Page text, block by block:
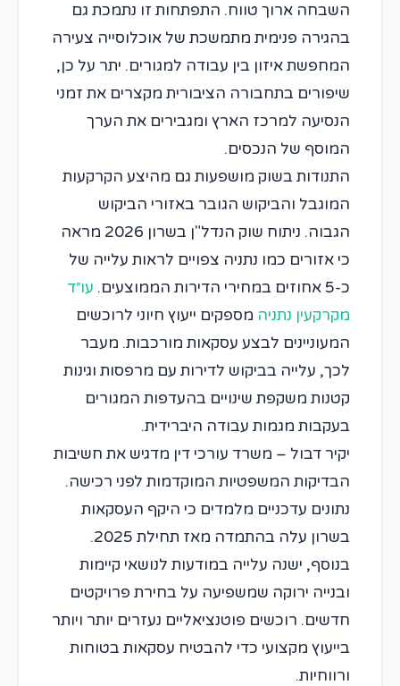
השבחה ארוך טווח. התפתחות זו נתמכת גם
בהגירה פנימית מתמשכת של אוכלוסייה צעירה
המחפשת איזון בין עבודה למגורים. יתר על כן,
שיפורים בתחבורה הציבורית מקצרים את זמני
הנסיעה למרכז הארץ ומגבירים את הערך
המוסף של הנכסים.
התנודות בשוק מושפעות גם מהיצע הקרקעות
המוגבל והביקוש הגובר באזורי הביקוש
הגבוה. ניתוח שוק הנדל"ן בשרון 2026 מראה
כי אזורים כמו נתניה צפויים לראות עלייה של
כ-5 אחוזים במחירי הדירות הממוצעים.
עו״ד
מקרקעין נתניה מספקים ייעוץ חיוני לרוכשים
המעוניינים לבצע עסקאות מורכבות. מעבר
לכך, עלייה בביקוש לדירות עם מרפסות וגינות
קטנות משקפת שינויים בהעדפות המגורים
בעקבות מגמות עבודה היברידית.
יקיר דבול – משרד עורכי דין מדגיש את חשיבות
הבדיקות המשפטיות המוקדמות לפני רכישה.
נתונים עדכניים מלמדים כי היקף העסקאות
בשרון עלה בהתמדה מאז תחילת 2025.
בנוסף, ישנה עלייה במודעות לנושאי קיימות
ובנייה ירוקה שמשפיעה על בחירת פרויקטים
חדשים. רוכשים פוטנציאליים נעזרים יותר ויותר
בייעוץ מקצועי כדי להבטיח עסקאות בטוחות
ורווחיות.